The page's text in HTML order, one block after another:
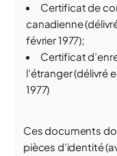
Certificat de
canadienne
février 1977);
Certificat
l’étranger (délivré
1977)
Ces documents
pièces d’identité